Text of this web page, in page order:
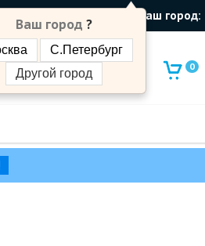
Ваш город:
Ваш город ?
С.Петербург
Другой город
0